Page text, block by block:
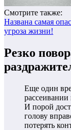
Смотрите также:
Названа самая
угроза жизни!
Резко
Еще один
И порой
голову
потерять